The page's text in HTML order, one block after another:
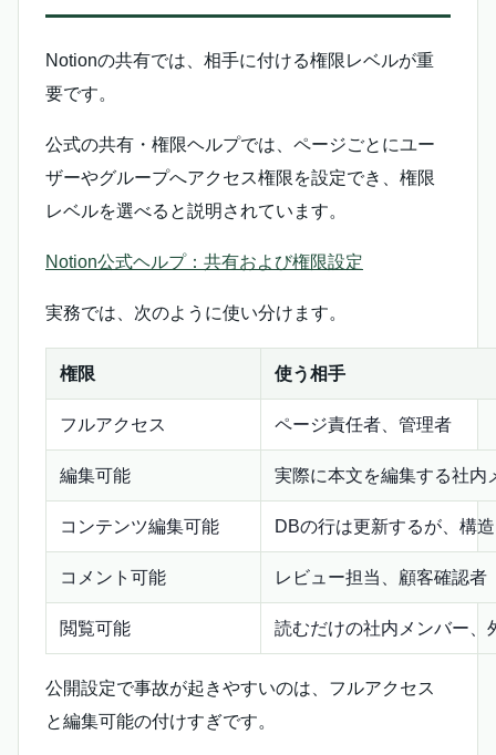
Notionの共有では、相手に付ける権限レベルが重
要です。
公式の共有・権限ヘルプでは、ページごとにユー
ザーやグループへアクセス権限を設定でき、権限
レベルを選べると説明されています。
Notion公式ヘルプ：共有および権限設定
実務では、次のように使い分けます。
権限 使う相手
フルアクセス ページ責任者、管理者
編集可能 実際に本文を編集する社内
コンテンツ編集可能 DBの行は更新するが、構
コメント可能 レビュー担当、顧客確認者
閲覧可能 読むだけの社内メンバー、
公開設定で事故が起きやすいのは、フルアクセス
と編集可能の付けすぎです。